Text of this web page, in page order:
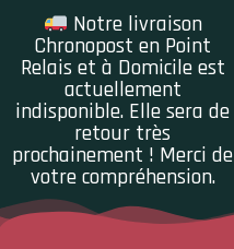
Notre livraison
Chronopost en Point
Relais et à Domicile est
actuellement
indisponible. Elle sera de
retour très
prochainement ! Merci de
votre compréhension.